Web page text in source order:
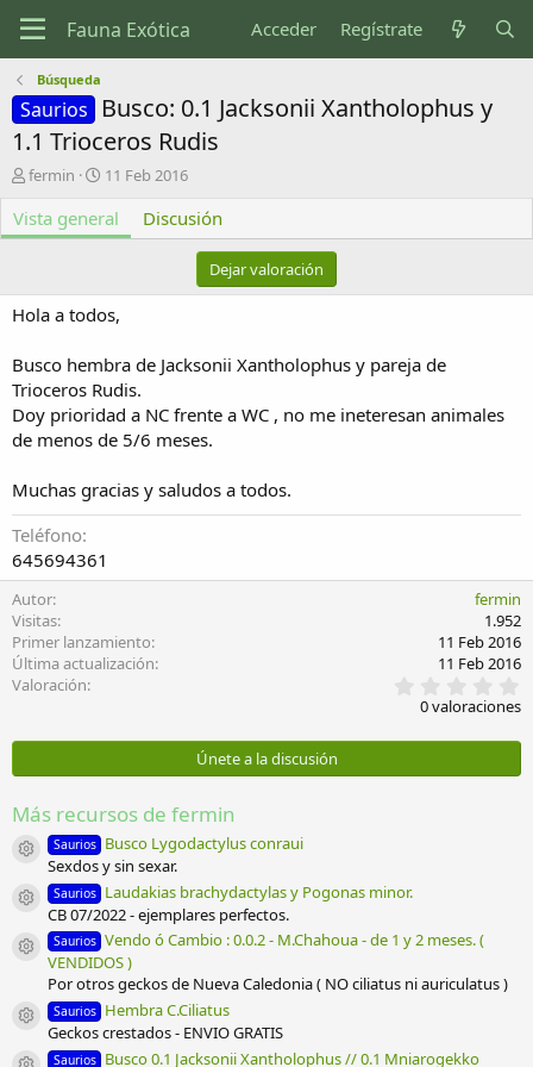
Acceder Regístrate
Búsqueda
Saurios
Busco: 0.1 Jacksonii Xantholophus y
1.1 Trioceros Rudis
A
t
o
fermin
F
c
h
c
e
a
c
i
ó
11 Feb 2016
Vista general Discusión
Dejar valoración
Hola a todos,
Busco hembra de Jacksonii Xantholophus y pareja de
Trioceros Rudis.
Doy prioridad a NC frente a WC , no me ineteresan animales
de menos de 5/6 meses.
Muchas gracias y saludos a todos.
Teléfono
645694361
Autor
fermin
Visitas
1.952
Primer lanzamiento
11 Feb 2016
Última actualización
11 Feb 2016
Valoración
,
0
s
0 valoraciones
Únete a la discusión
Más recursos de fermin
Icono del recurso
Saurios Busco Lygodactylus conraui
Sexdos y sin sexar.
Icono del recurso
Saurios Laudakias brachydactylas y Pogonas minor.
CB 07/2022 - ejemplares perfectos.
Icono del recurso
Saurios Vendo ó Cambio : 0.0.2 - M.Chahoua - de 1 y 2 meses. (
VENDIDOS )
Por otros geckos de Nueva Caledonia ( NO ciliatus ni auriculatus )
Icono del recurso
Saurios Hembra C.Ciliatus
Geckos crestados - ENVIO GRATIS
Saurios Busco 0.1 Jacksonii Xantholophus // 0.1 Mniarogekko